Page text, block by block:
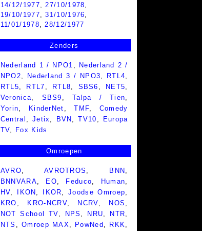
14/12/1977,27/10/1978,
19/10/1977,31/10/1976,
11/01/1978,28/12/1977
Zenders
Nederland 1 / NPO1
Nederland 2 /
NPO2
Nederland 3 / NPO3 RTL4
RTL5
RTL7 RTL8 SBS6 NET5
Veronica
SBS9 ,Talpa / Tien
Yorin
KinderNet ,TMF
Comedy
Central
Jetix BVN ,TV10
Europa
TV
Fox Kids
Omroepen
AVRO, AVROTROS , BNN ,
BNNVARA, EO, Feduco, Human,
HV, IKON , IKOR,Joodse Omroep,
KRO , KRO-NCRV, NCRV, NOS ,
NOT School TV, NPS , NRU, NTR,
NTS ,Omroep MAX, PowNed , RKK,